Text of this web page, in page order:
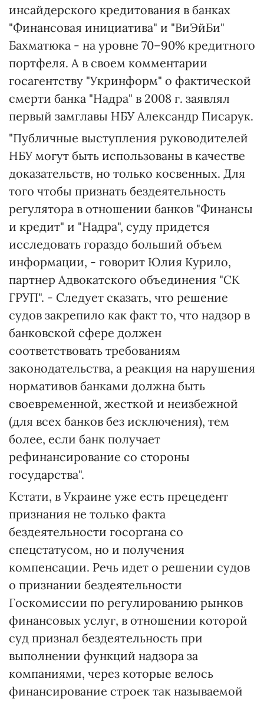
инсайдерского кредитования в банках
"Финансовая инициатива" и "ВиЭйБи"
Бахматюка - на уровне 70–90% кредитного
портфеля. А в своем комментарии
госагентству "Укринформ" о фактической
смерти банка "Надра" в 2008 г. заявлял
первый замглавы НБУ Александр Писарук.
"Публичные выступления руководителей
НБУ могут быть использованы в качестве
доказательств, но только косвенных. Для
того чтобы признать бездеятельность
регулятора в отношении банков "Финансы
и кредит" и "Надра", суду придется
исследовать гораздо больший объем
информации, - говорит Юлия Курило,
партнер Адвокатского объединения "СК
ГРУП". - Следует сказать, что решение
судов закрепило как факт то, что надзор в
банковской сфере должен
соответствовать требованиям
законодательства, а реакция на нарушения
нормативов банками должна быть
своевременной, жесткой и неизбежной
(для всех банков без исключения), тем
более, если банк получает
рефинансирование со стороны
государства".
Кстати, в Украине уже есть прецедент
признания не только факта
бездеятельности госоргана со
спецстатусом, но и получения
компенсации. Речь идет о решении судов
о признании бездеятельности
Госкомиссии по регулированию рынков
финансовых услуг, в отношении которой
суд признал бездеятельность при
выполнении функций надзора за
компаниями, через которые велось
финансирование строек так называемой